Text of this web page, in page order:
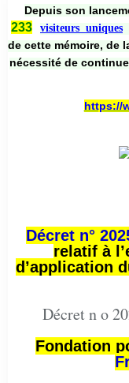
Depuis son
233
visiteurs uniques
de cette mémoire, de
nécessité de
https://
Décret n°
relatif à
d’application
Décret n o
Fondation